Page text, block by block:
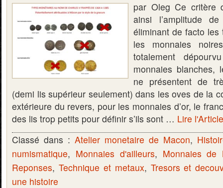
par Oleg Ce critère
ainsi l’amplitude
éliminant de facto
les monnaies
totalement
monnaies blanches,
ne présentent de
(demi lis supérieur seulement) dans les oves de la
extérieure du revers, pour les monnaies d’or, le
des lis trop petits pour définir s’ils sont … Lire
Classé dans : Atelier monetaire de Macon,
numismatique, Monnaies d'ailleurs, Monnaies de
Reponses, Technique et metaux, Tresors et
une histoire